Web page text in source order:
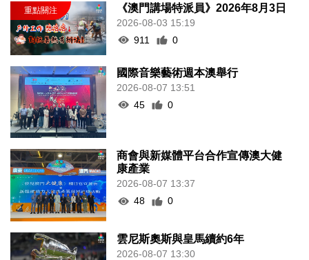
《澳門講場特派員》2026年8月3日
2026-08-03 15:19
911
0
國際音樂藝術週本澳舉行
2026-08-07 13:51
45
0
商會與新媒體平台合作宣傳澳大健
康產業
2026-08-07 13:37
48
0
雲尼斯奧斯與皇馬續約6年
2026-08-07 13:30